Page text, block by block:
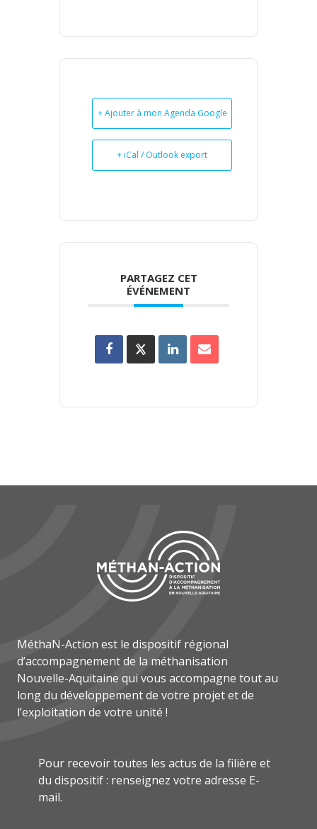
+ Ajouter à mon Agenda Google
+ iCal / Outlook export
PARTAGEZ CET
ÉVÉNEMENT
MéthaN-Action est le dispositif régional
d’accompagnement de la méthanisation
Nouvelle-Aquitaine qui vous accompagne tout au
long du développement de votre projet et de
l’exploitation de votre unité !
Pour recevoir toutes les actus de la filière et
du dispositif : renseignez votre adresse E-
mail.